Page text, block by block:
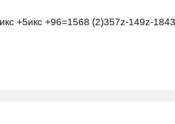
+5икс +96=1568 (2)357z-149z-